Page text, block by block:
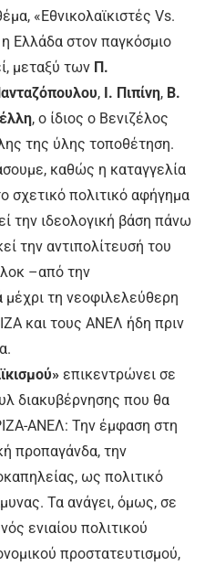
«Εθνικολαϊκιστές Vs.
Ελλάδα στον παγκόσμιο
μεταξύ των Π.
, Ι. Πιπίνη, Β.
, ο ίδιος ο Βενιζέλος
της ύλης τοποθέτηση.
καθώς η καταγγελία
σχετικό πολιτικό αφήγημα
την ιδεολογική βάση πάνω
την αντιπολίτευσή του
–από την
μέχρι τη νεοφιλελεύθερη
και τους ΑΝΕΛ ήδη πριν
επικεντρώνει σε
διακυβέρνησης που θα
ΑΝΕΛ: Την έμφαση στη
προπαγάνδα, την
ως πολιτικό
Τα ανάγει, όμως, σε
ενιαίου πολιτικού
προστατευτισμού,